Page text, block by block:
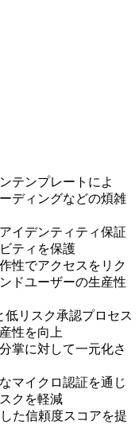
テンプレートによ
ディングなどの煩雑
イデンティティ保証
ティを保護
性でアクセスをリク
ドユーザーの生産性
低リスク承認プロセス
性を向上
掌に対して一元化さ
マイクロ認証を通じ
クを軽減
た信頼度スコアを提